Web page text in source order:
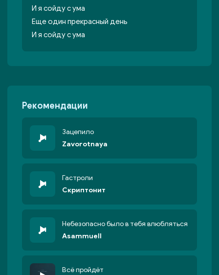
И я сойду с ума
Еще один прекрасный день
И я сойду с ума
Рекомендации
Зацепило
Zavorotnaya
Гастроли
Скриптонит
Небезопасно было в тебя влюбляться
Asammuell
Всё пройдёт